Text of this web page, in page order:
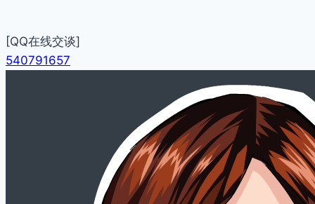
[QQ在线交谈]
540791657